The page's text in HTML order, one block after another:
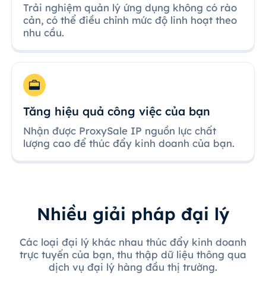
Trải nghiệm quản lý ứng dụng không có rào
cản, có thể điều chỉnh mức độ linh hoạt theo
nhu cầu.
Tăng hiệu quả công việc của bạn
Nhận được ProxySale IP nguồn lực chất
lượng cao để thúc đẩy kinh doanh của bạn.
Nhiều giải pháp đại lý
Các loại đại lý khác nhau thúc đẩy kinh doanh
trực tuyến của bạn, thu thập dữ liệu thông qua
dịch vụ đại lý hàng đầu thị trường.